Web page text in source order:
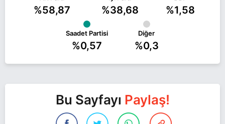
%58,87 %38,68 %1,58
Saadet Partisi
%0,57
Diğer
%0,3
Bu Sayfayı Paylaş!